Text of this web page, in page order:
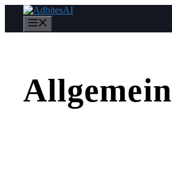
Inhalt
springen
Allgemein